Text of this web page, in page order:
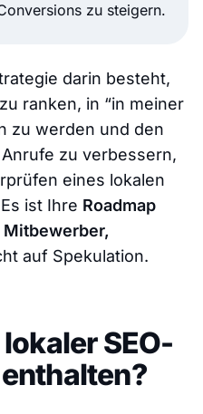
zu steigern.
darin besteht,
ranken, in “in meiner
zu werden und den
zu verbessern,
eines lokalen
ist Ihre Roadmap
auf Spekulation.
SEO-